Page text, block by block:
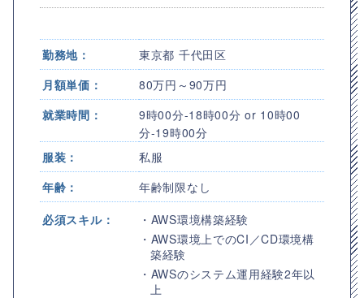
勤務地：
東京都 千代田区
月額単価：
80万円～90万円
就業時間：
9時00分-18時00分 or 10時00
分-19時00分
服装：
私服
年齢：
年齢制限なし
必須スキル：
・AWS環境構築経験
・AWS環境上でのCI／CD環境構
築経験
・AWSのシステム運用経験2年以
上